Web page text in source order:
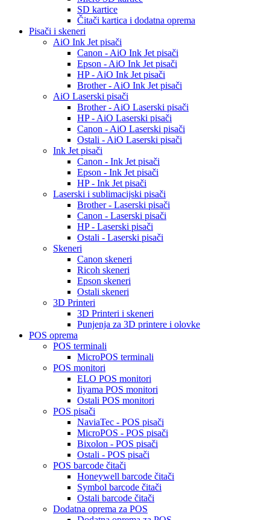
SD kartice
Čitači kartica i dodatna oprema
Pisači i skeneri
AiO Ink Jet pisači
Canon - AiO Ink Jet pisači
Epson - AiO Ink Jet pisači
HP - AiO Ink Jet pisači
Brother - AiO Ink Jet pisači
AiO Laserski pisači
Brother - AiO Laserski pisači
HP - AiO Laserski pisači
Canon - AiO Laserski pisači
Ostali - AiO Laserski pisači
Ink Jet pisači
Canon - Ink Jet pisači
Epson - Ink Jet pisači
HP - Ink Jet pisači
Laserski i sublimacijski pisači
Brother - Laserski pisači
Canon - Laserski pisači
HP - Laserski pisači
Ostali - Laserski pisači
Skeneri
Canon skeneri
Ricoh skeneri
Epson skeneri
Ostali skeneri
3D Printeri
3D Printeri i skeneri
Punjenja za 3D printere i olovke
POS oprema
POS terminali
MicroPOS terminali
POS monitori
ELO POS monitori
Iiyama POS monitori
Ostali POS monitori
POS pisači
NaviaTec - POS pisači
MicroPOS - POS pisači
Bixolon - POS pisači
Ostali - POS pisači
POS barcode čitači
Honeywell barcode čitači
Symbol barcode čitači
Ostali barcode čitači
Dodatna oprema za POS